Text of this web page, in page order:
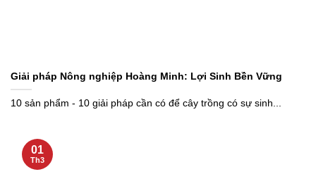
Giải pháp Nông nghiệp Hoàng Minh: Lợi Sinh Bền Vững
10 sản phẩm - 10 giải pháp cần có để cây trồng có sự sinh...
01
Th3